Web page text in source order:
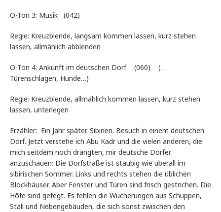
O-Ton 3: Musik (042)
Regie: Kreuzblende, langsam kommen lassen, kurz stehen
lassen, allmählich abblenden
O-Ton 4: Ankunft im deutschen Dorf (060) (…
Türenschlagen, Hunde…)
Regie: Kreuzblende, allmählich kommen lassen, kurz stehen
lassen, unterlegen
Erzähler: Ein Jahr später. Sibirien. Besuch in einem deutschen
Dorf. Jetzt verstehe ich Abu Kadr und die vielen anderen, die
mich seitdem noch drängten, mir deutsche Dörfer
anzuschauen: Die Dorfstraße ist staubig wie überall im
sibirischen Sommer. Links und rechts stehen die üblichen
Blockhäuser. Aber Fenster und Türen sind frisch gestrichen. Die
Höfe sind gefegt. Es fehlen die Wucherungen aus Schuppen,
Stall und Nebengebäuden, die sich sonst zwischen den